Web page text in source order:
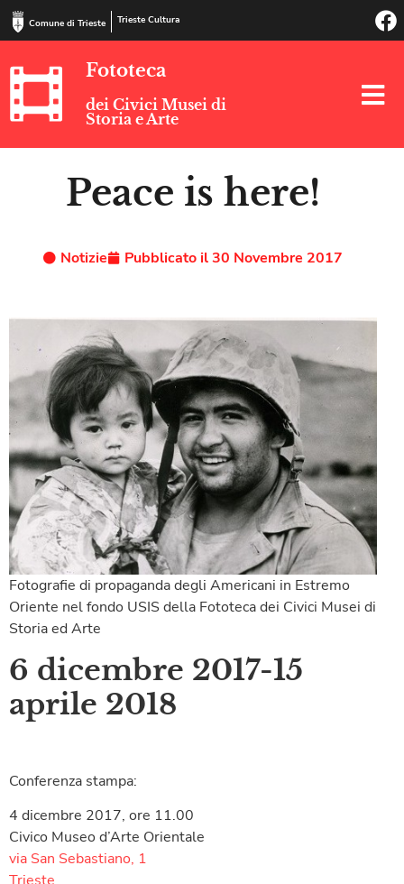
Comune di Trieste Trieste Cultura
Fototeca
dei Civici Musei di
Storia e Arte
Peace is here!
Notizie Pubblicato il30 Novembre 2017
Fotografie di propaganda degli Americani in Estremo
Oriente nel fondo USIS della Fototeca dei Civici Musei di
Storia ed Arte
6 dicembre 2017-15
aprile 2018
Conferenza stampa:
4 dicembre 2017, ore 11.00
Civico Museo d’Arte Orientale
via San Sebastiano, 1